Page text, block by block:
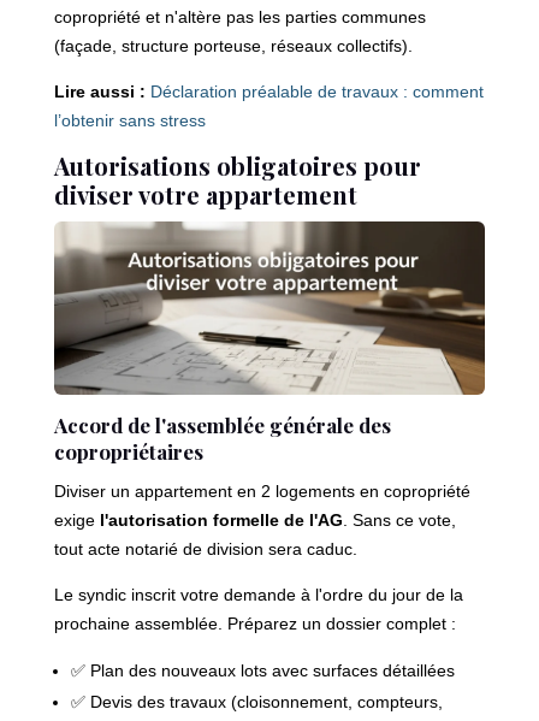
copropriété et n'altère pas les parties communes
(façade, structure porteuse, réseaux collectifs).
Lire aussi : Déclaration préalable de travaux : comment
l’obtenir sans stress
Autorisations obligatoires pour
diviser votre appartement
Accord de l'assemblée générale des
copropriétaires
Diviser un appartement en 2 logements en copropriété
exige l'autorisation formelle de l'AG . Sans ce vote,
tout acte notarié de division sera caduc.
Le syndic inscrit votre demande à l'ordre du jour de la
prochaine assemblée. Préparez un dossier complet :
✅ Plan des nouveaux lots avec surfaces détaillées
✅ Devis des travaux (cloisonnement, compteurs,